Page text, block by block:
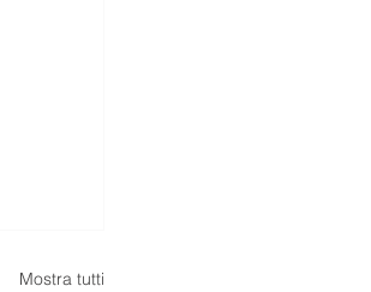
Mostra tutti